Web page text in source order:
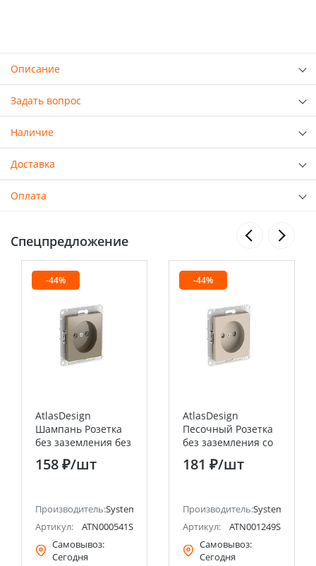
Описание
Задать вопрос
Наличие
Доставка
Оплата
Спецпредложение
(ранее Schneider Electric)
-44%
AtlasDesign
Шампань Розетка
без заземления без
шторок, 16А, мех.,
быстрозажим.
158 ₽/шт
Производитель:Systeme Electric (ранее Schneider Electric)
Артикул:
ATN000541S
Самовывоз:
Сегодня
-44%
AtlasDesign
Песочный Розетка
без заземления со
шторками, 16А,
мех., быстрозажим.
181 ₽/шт
Производитель:Systeme
Артикул:
ATN001249S
Самовывоз:
Сегодня